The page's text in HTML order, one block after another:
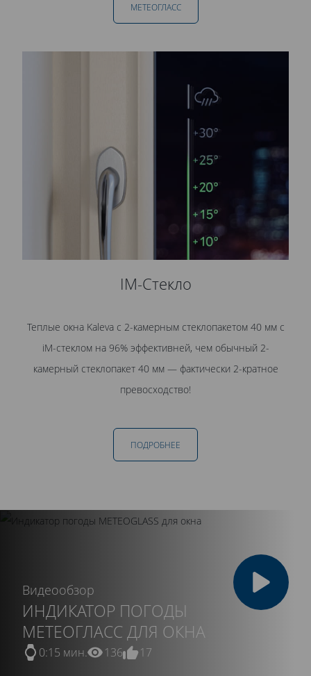
МЕТЕОГЛАСС
IM-Стекло
Теплые окна Kaleva с 2-камерным стеклопакетом 40 мм с
iM-стеклом на 96% эффективней, чем обычный 2-
камерный стеклопакет 40 мм — фактически 2-кратное
превосходство!
ПОДРОБНЕЕ
Видеообзор
ИНДИКАТОР ПОГОДЫ
МЕТЕОГЛАСС ДЛЯ ОКНА
0:15 мин. 136 17